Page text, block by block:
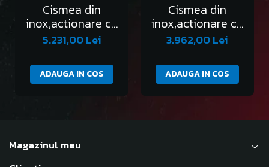
Cismea din
inox,actionare cu
pedala,protectie
Anti Covid 19,apa
rece
5.231,00 Lei
ADAUGA IN COS
Cismea din
inox,actionare cu
pedala,protectie
Anti Covid 19,apa
curenta
3.962,00 Lei
ADAUGA IN COS
Magazinul meu